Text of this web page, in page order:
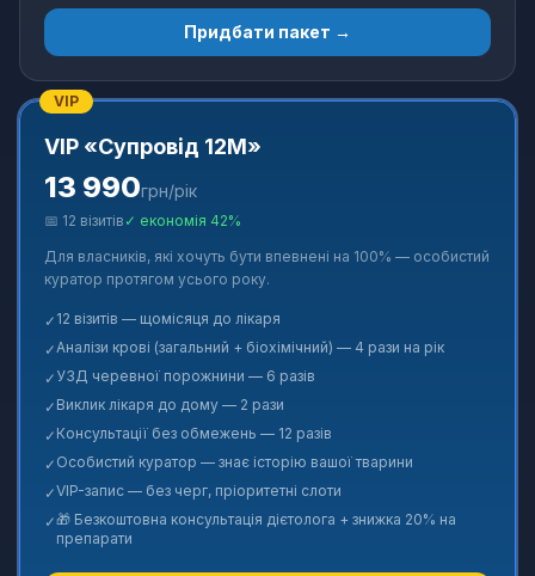
Придбати пакет →
VIP
VIP «Супровід 12М»
13 990грн/рік
📅 12 візитів ✓ економія 42%
Для власників, які хочуть бути впевнені на 100% — особистий
куратор протягом усього року.
✓ 12 візитів — щомісяця до лікаря
✓Аналізи крові (загальний + біохімічний) — 4 рази на рік
✓ УЗД черевної порожнини — 6 разів
✓ Виклик лікаря до дому — 2 рази
✓ Консультації без обмежень — 12 разів
✓ Особистий куратор — знає історію вашої тварини
✓VIP-запис — без черг, пріоритетні слоти
✓🎁 Безкоштовна консультація дієтолога + знижка 20% на
препарати